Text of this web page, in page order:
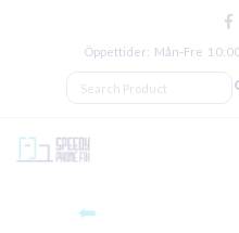
Öppettider: Mån‑Fre
⬅